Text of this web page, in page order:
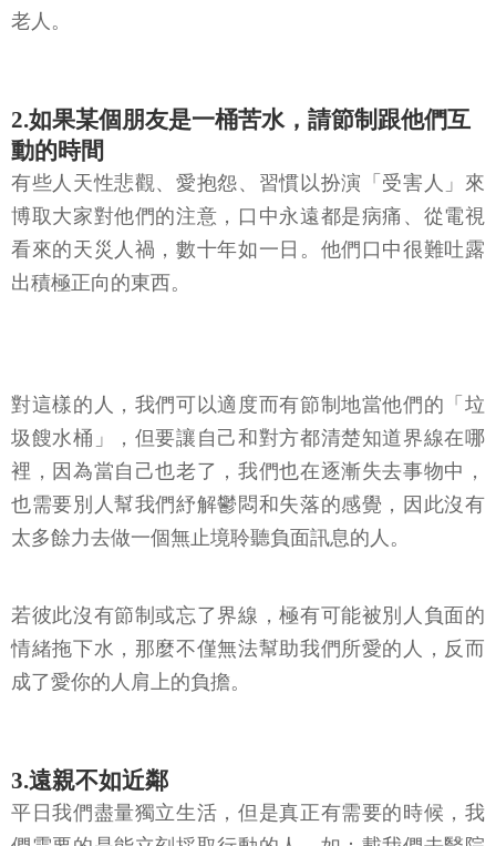
老人。
2.如果某個朋友是一桶苦水，請節制跟他們互
動的時間
有些人天性悲觀、愛抱怨、習慣以扮演「受害人」來
博取大家對他們的注意，口中永遠都是病痛、從電視
看來的天災人禍，數十年如一日。他們口中很難吐露
出積極正向的東西。
對這樣的人，我們可以適度而有節制地當他們的「垃
圾餿水桶」，但要讓自己和對方都清楚知道界線在哪
裡，因為當自己也老了，我們也在逐漸失去事物中，
也需要別人幫我們紓解鬱悶和失落的感覺，因此沒有
太多餘力去做一個無止境聆聽負面訊息的人。
若彼此沒有節制或忘了界線，極有可能被別人負面的
情緒拖下水，那麼不僅無法幫助我們所愛的人，反而
成了愛你的人肩上的負擔。
3.遠親不如近鄰
平日我們盡量獨立生活，但是真正有需要的時候，我